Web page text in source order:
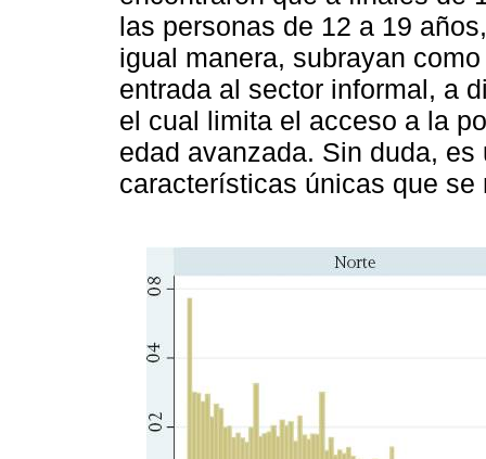
las personas de 12 a 19
igual manera, subrayan
entrada al sector informal, a
el cual limita el acceso a la
edad avanzada. Sin duda,
características únicas que